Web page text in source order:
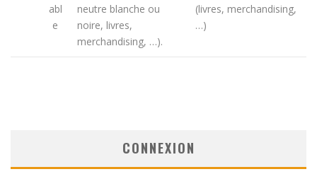
abl
e
neutre blanche ou
noire, livres,
merchandising, …).
(livres, merchandising,
…)
CONNEXION